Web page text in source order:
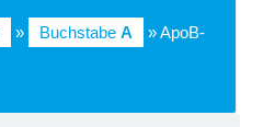
» Buchstabe A » ApoB-